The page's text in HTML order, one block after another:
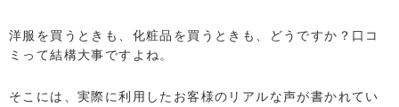
洋服を買うときも、化粧品を買うときも、どうですか？口コ
ミって結構大事ですよね。
そこには、実際に利用したお客様のリアルな声が書かれてい